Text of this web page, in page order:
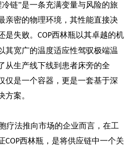
冷链”是一条充满变量与风险的旅
亲密的物理环境，其性能直接决
是失败。 COP西林瓶以其卓越的机
其宽广的温度适应性驾驭极端温
从生产线下线到患者床旁的全
仅是一个容器，更是一套基于深
方案。
疗法推向市场的企业而言，在工
COP西林瓶，是将供应链中一个关